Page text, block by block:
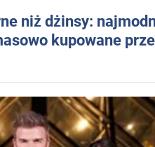
niż dżinsy:
kupowane